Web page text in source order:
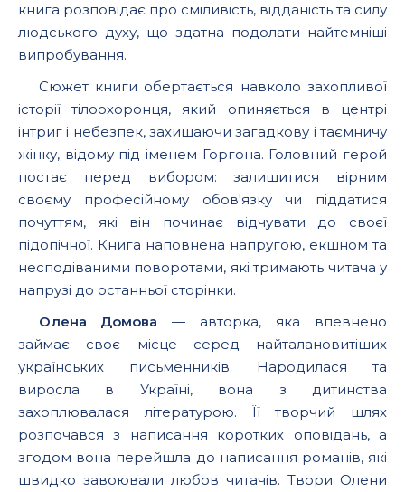
книга розповідає про сміливість, відданість та силу
людського духу, що здатна подолати найтемніші
випробування.
Сюжет книги обертається навколо захопливої
історії тілоохоронця, який опиняється в центрі
інтриг і небезпек, захищаючи загадкову і таємничу
жінку, відому під іменем Горгона. Головний герой
постає перед вибором: залишитися вірним
своєму професійному обов'язку чи піддатися
почуттям, які він починає відчувати до своєї
підопічної. Книга наповнена напругою, екшном та
несподіваними поворотами, які тримають читача у
напрузі до останньої сторінки.
Олена Домова — авторка, яка впевнено
займає своє місце серед найталановитіших
українських письменників. Народилася та
виросла в Україні, вона з дитинства
захоплювалася літературою. Її творчий шлях
розпочався з написання коротких оповідань, а
згодом вона перейшла до написання романів, які
швидко завоювали любов читачів. Твори Олени